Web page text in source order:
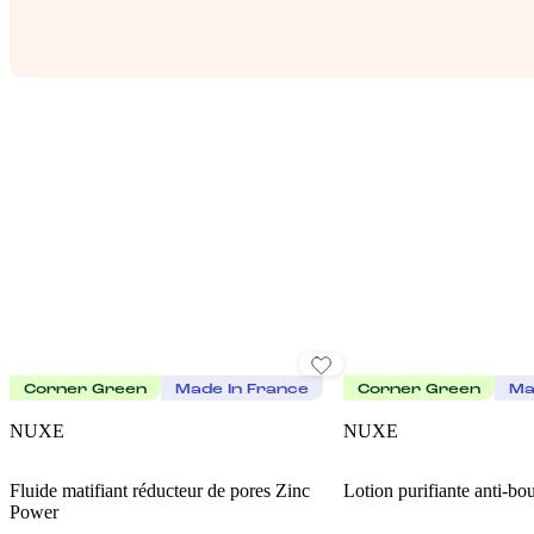
Corner Green Made In France
NUXE
Fluide matifiant réducteur de pores Zinc
Power
Corner Green
NUXE
Lotion purifiante anti-